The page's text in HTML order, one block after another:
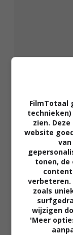
The Uprising
FilmTotaal
zien.
website
tonen,
verbeteren.
zoals
wijzigen
'Meer